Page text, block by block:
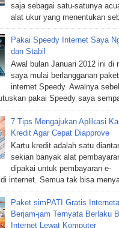
saja sebagai satu-satunya
alat ukur yang menentukan
Pakai Speedy Internet Saya
dan Stabil
Awal bulan Januari 2012 ini di
saya mulai berlangganan paket
internet Speedy. Awalnya
pakai Speedy saya
7 Tips Mengajukan Aplikasi
Kredit Agar Cepat Diapprove
Kartu kredit adalah satu
sekian banyak alat
dipakai untuk pembayaran e-
internet. Semua tak bisa
Paket simPATI Gratis
Berjam-jam Ternyata Berlaku
Internet Lewat Komputer